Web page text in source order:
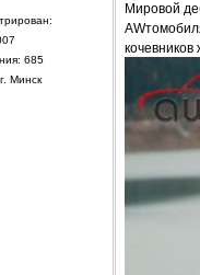
685
Минск
Мировой